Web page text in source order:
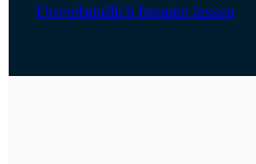
Unverbindlich beraten lassen